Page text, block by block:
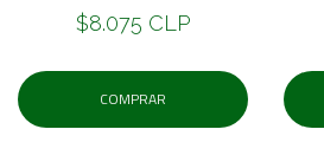
$8.075 CLP
COMPRAR